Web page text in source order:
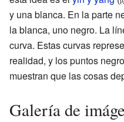
y una blanca. En la parte
la blanca, uno negro. La
curva. Estas curvas
realidad, y los puntos
muestran que las cosas
Galería de